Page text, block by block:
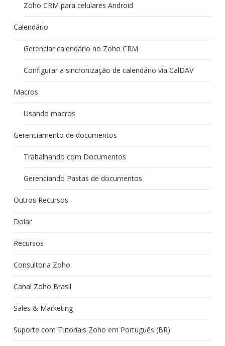
Zoho CRM para celulares Android
Calendário
Gerenciar calendário no Zoho CRM
Configurar a sincronização de calendário via CalDAV
Macros
Usando macros
Gerenciamento de documentos
Trabalhando com Documentos
Gerenciando Pastas de documentos
Outros Recursos
Dolar
Recursos
Consultoria Zoho
Canal Zoho Brasil
Sales & Marketing
Suporte com Tutoriais Zoho em Português (BR)